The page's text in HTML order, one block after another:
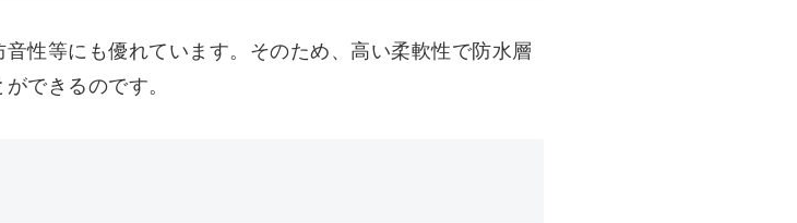
性等にも優れています。そのため、高い柔軟性で防水層
できるのです。